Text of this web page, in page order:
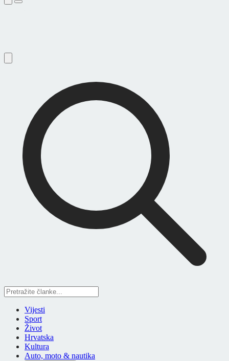
Vijesti
Sport
Život
Hrvatska
Kultura
Auto, moto & nautika